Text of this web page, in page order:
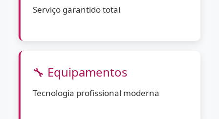
Serviço garantido total
🔧 Equipamentos
Tecnologia profissional moderna